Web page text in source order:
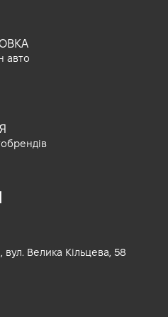
авто
вул. Велика Кільцева, 58